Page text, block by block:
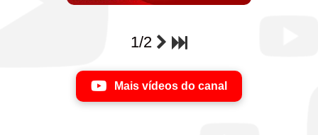
1/2
Mais vídeos do canal